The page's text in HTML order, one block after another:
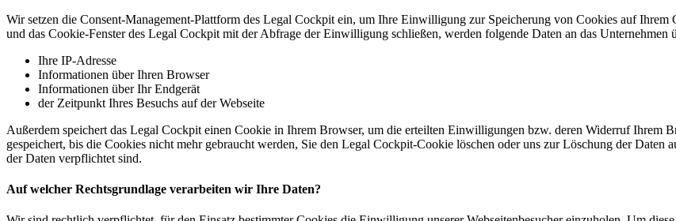
Wir setzen die Consent-Management-Plattform des Legal Cockpit ein, um Ihre Einwilligung zur Speicherung von Cookies auf Ihrem
und das Cookie-Fenster des Legal Cockpit mit der Abfrage der Einwilligung schließen, werden folgende Daten an das Unternehmen
Ihre IP-Adresse
Informationen über Ihren Browser
Informationen über Ihr Endgerät
der Zeitpunkt Ihres Besuchs auf der Webseite
Außerdem speichert das Legal Cockpit einen Cookie in Ihrem Browser, um die erteilten Einwilligungen bzw. deren Widerruf Ihrem
gespeichert, bis die Cookies nicht mehr gebraucht werden, Sie den Legal Cockpit-Cookie löschen oder uns zur Löschung der
der Daten verpflichtet sind.
Auf welcher Rechtsgrundlage verarbeiten wir Ihre Daten?